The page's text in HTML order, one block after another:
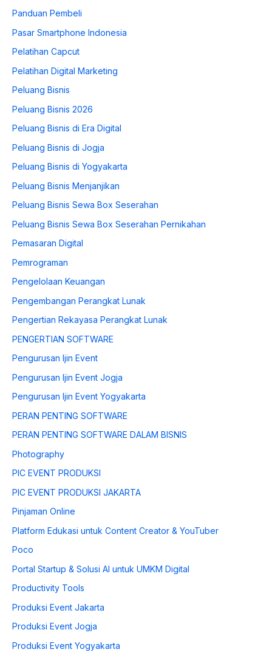
Panduan Pembeli
Pasar Smartphone Indonesia
Pelatihan Capcut
Pelatihan Digital Marketing
Peluang Bisnis
Peluang Bisnis 2026
Peluang Bisnis di Era Digital
Peluang Bisnis di Jogja
Peluang Bisnis di Yogyakarta
Peluang Bisnis Menjanjikan
Peluang Bisnis Sewa Box Seserahan
Peluang Bisnis Sewa Box Seserahan Pernikahan
Pemasaran Digital
Pemrograman
Pengelolaan Keuangan
Pengembangan Perangkat Lunak
Pengertian Rekayasa Perangkat Lunak
PENGERTIAN SOFTWARE
Pengurusan Ijin Event
Pengurusan Ijin Event Jogja
Pengurusan Ijin Event Yogyakarta
PERAN PENTING SOFTWARE
PERAN PENTING SOFTWARE DALAM BISNIS
Photography
PIC EVENT PRODUKSI
PIC EVENT PRODUKSI JAKARTA
Pinjaman Online
Platform Edukasi untuk Content Creator & YouTuber
Poco
Portal Startup & Solusi AI untuk UMKM Digital
Productivity Tools
Produksi Event Jakarta
Produksi Event Jogja
Produksi Event Yogyakarta